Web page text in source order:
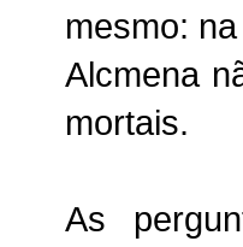
mesmo:
Alcmena
mortais.
As